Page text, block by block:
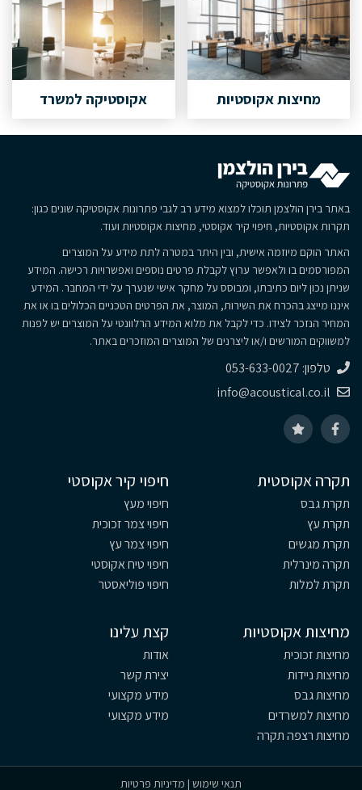
מחיצות אקוסטיות אקוסטיקה למשרד
באתר בירן הולצמן תוכלו למצוא מידע רב לגבי פתרונות אקוסטיקה שונים כגון:
תקרות אקוסטיות, חיפוי קיר אקוסטי, מחיצות אקוסטיות ועוד.
האתר הוקם מיוזמה אישית, ובין היתר במטרה לתת מידע על המוצרים
המפורסמים בו ולאפשר ערוץ לקבלת פרטים נוספים ואפשרויות רכישה. המידע
שניתן נכון ליום כתיבתו, ומבוסס על מחקר אישי שנערך על ידי המחבר. המידע
איננו מייצג בהכרח את השירות, המוצר, את הפרטים הטכניים הכלולים בו או את
המחיר הנזכר לצידו. כדי לקבל את מלוא המידע הרלוונטי על המוצרים יש לפנות
למשווקים המורשים ו/או ליצרנים של המוצרים המוזכרים באתר.
טלפון: 053-633-0027
info@acoustical.co.il
תקרה אקוסטית
תקרת גבס
תקרת עץ
תקרת מגשים
תקרה מינרלית
תקרת למלות
חיפוי קיר אקוסטי
חיפוי מעץ
חיפוי צמר זכוכית
חיפוי צמר עץ
חיפוי טיח אקוסטי
חיפוי פוליאסטר
מחיצות אקוסטיות
מחיצות זכוכית
מחיצות ניידות
מחיצות גבס
מחיצות למשרדים
מחיצות רצפה תקרה
קצת עלינו
אודות
יצירת קשר
מידע מקצועי
מידע מקצועי
תנאי שימוש | מדיניות פרטיות